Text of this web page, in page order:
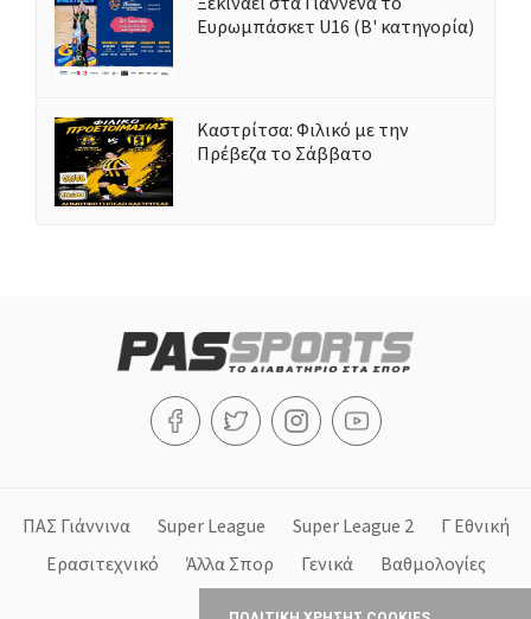
Ευρωμπάσκετ U16 (Β' κατηγορία)
Καστρίτσα: Φιλικό με την
Πρέβεζα το Σάββατο
ΠΑΣ Γιάννινα Super League Super League 2
Γ Εθνική
Ερασιτεχνικό
Άλλα Σπορ Γενικά
Βαθμολογίες